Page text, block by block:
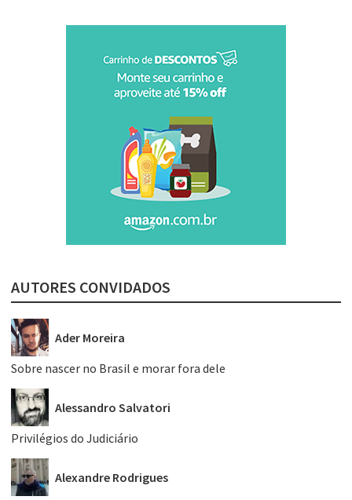
AUTORES CONVIDADOS
Ader Moreira
Sobre nascer no Brasil e morar fora dele
Alessandro Salvatori
Privilégios do Judiciário
Alexandre Rodrigues